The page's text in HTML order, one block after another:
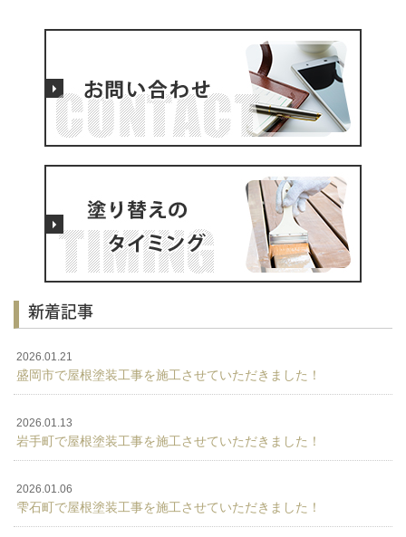
新着記事
2026.01.21
盛岡市で屋根塗装工事を施工させていただきました！
2026.01.13
岩手町で屋根塗装工事を施工させていただきました！
2026.01.06
雫石町で屋根塗装工事を施工させていただきました！